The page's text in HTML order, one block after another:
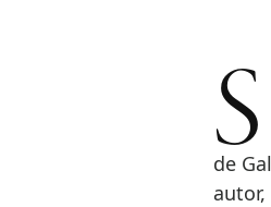
Se cuentan por cientos los restaurantes gallegos de la villa pero no hay
de